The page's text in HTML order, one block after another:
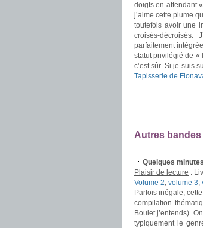
doigts en attendant
j’aime cette plume
toutefois avoir une
croisés-
parfaitement
statut privilégié de «
c’est sûr. Si je suis
Tapisserie de
Autres
Quelques
Plaisir de lecture :
Volume 2, volume 3,
Parfois inégale,
compilation
Boulet j’entends).
typiquement le